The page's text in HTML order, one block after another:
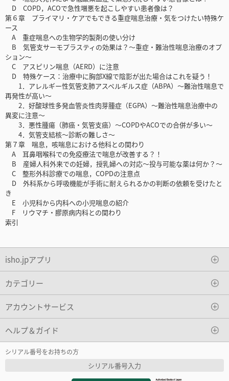
D COPD，ACOで急性増悪を起こしやすい患者像は？
第６章 プライマリ・ケアでもできる重症喘息治療・気をつけたい特殊ケ
ース
A 重症喘息への生物学的製剤の使い分け
B 気管支サーモプラスティの効果は？～重症・難治性喘息治療のオプ
ション～
C アスピリン喘息（AERD）に注意
D 特殊ケース：治療中に胸部X線で陰影が出た場合はこれを疑う！
1．アレルギー性気管支肺アスペルギルス症（ABPA）～難治性喘息で
再発性が高い～
2．好酸球性多発血管炎性肉芽腫症（EGPA）～難治性喘息治療中の
異変に注意～
3．悪性腫瘍（肺癌・気管支癌）～COPDやACOでの合併が多い～
4．気管支結核～診断の難しさ～
第７章 喘息，咳喘息における他科との関わり
A 耳鼻咽喉科での免疫療法で喘息が改善する？！
B 産婦人科外来での妊婦，授乳婦への対応～投与可能な薬は何か？～
C 整形外科診療での喘息，COPDの注意点
D 外科系から呼吸機能が手術に耐えられるかの判断の依頼を受けたと
き
E 小児科から内科への小児喘息の紹介
F リウマチ・膠原病内科との関わり
索引
isho.jpアプリ
カテゴリー
アカウントサービス
ヘルプ＆ガイド
シリアル番号をお持ちの方
シリアル番号入力